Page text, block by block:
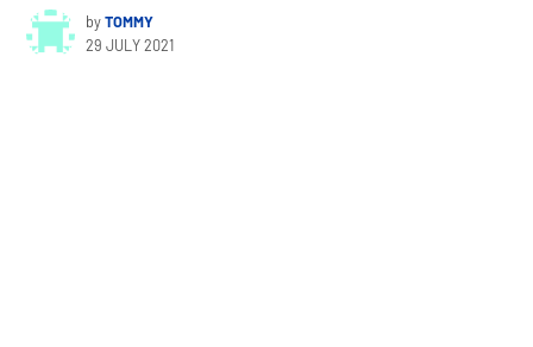
byTOMMY
29 JULY 2021